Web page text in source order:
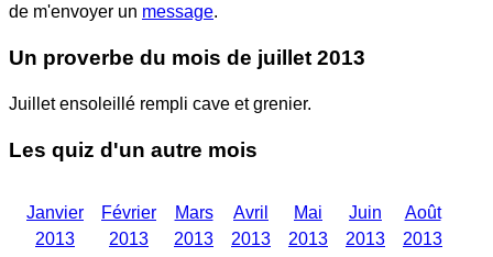
de m'envoyer un message.
Un proverbe du mois de juillet 2013
Juillet ensoleillé rempli cave et grenier.
Les quiz d'un autre mois
Janvier
2013
Février
2013
Mars
2013
Avril
2013
Mai
2013
Juin
2013
Août
2013